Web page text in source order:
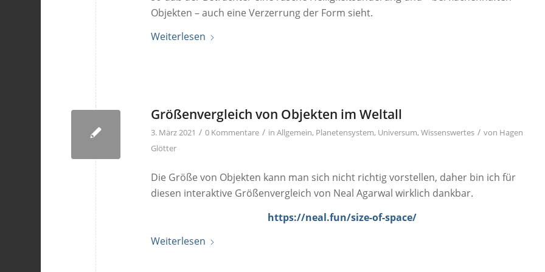
Objekten – auch eine Verzerrung der Form sieht.
Weiterlesen
Größenvergleich von Objekten im Weltall
3. März 2021 / 0 Kommentare / inAllgemein, Planetensystem, Universum,Wissenswertes / von Hagen
Glötter
Die Größe von Objekten kann man sich nicht richtig vorstellen, daher bin ich für
diesen interaktive Größenvergleich von Neal Agarwal wirklich dankbar.
https://neal.fun/size-of-space/
Weiterlesen